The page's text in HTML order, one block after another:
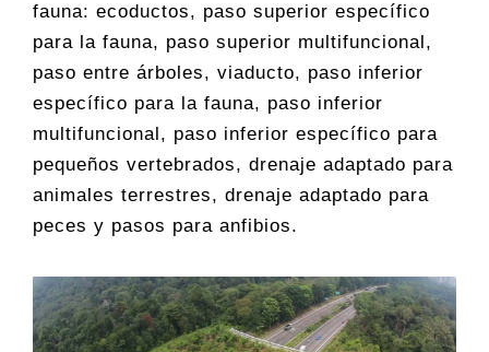
fauna: ecoductos, paso superior específico
para la fauna, paso superior multifuncional,
paso entre árboles, viaducto, paso inferior
específico para la fauna, paso inferior
multifuncional, paso inferior específico para
pequeños vertebrados, drenaje adaptado para
animales terrestres, drenaje adaptado para
peces y pasos para anfibios.